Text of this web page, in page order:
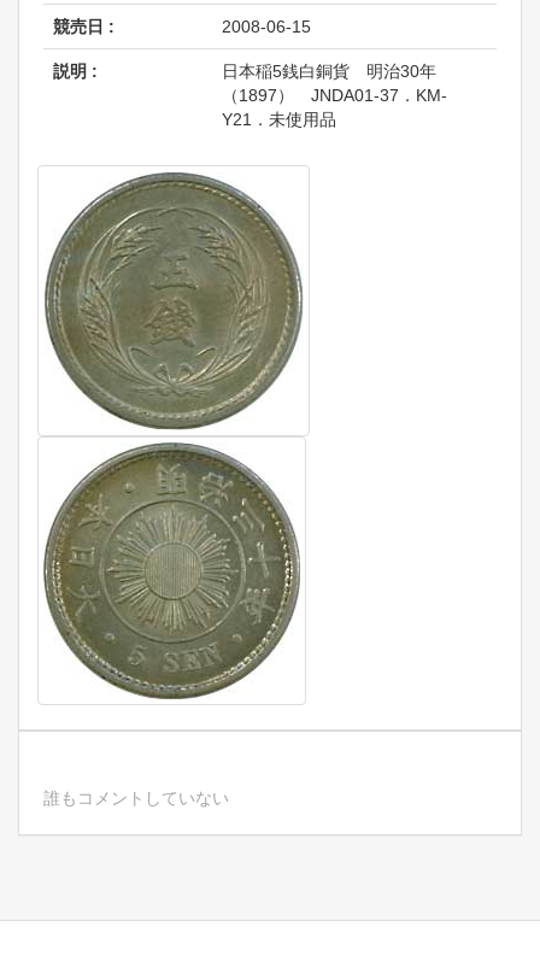
競売日 : 2008-06-15
説明 :
日本稲5銭白銅貨 明治30年
（1897） JNDA01-37．KM-
Y21．未使用品
誰もコメントしていない